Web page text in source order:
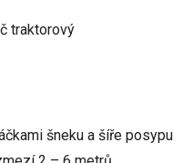
traktorový
šneku a šíře posypu